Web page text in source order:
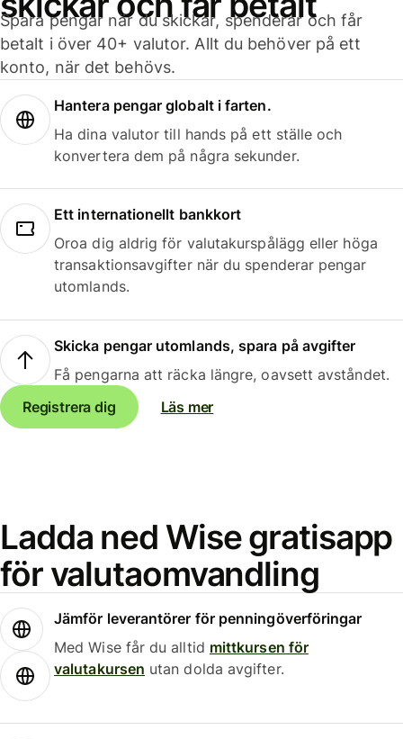
Spara pengar när du skickar, spenderar och får
betalt i över 40+ valutor. Allt du behöver på ett
konto, när det behövs.
Hantera pengar globalt i farten.
Ha dina valutor till hands på ett ställe och
konvertera dem på några sekunder.
Ett internationellt bankkort
Oroa dig aldrig för valutakurspålägg eller höga
transaktionsavgifter när du spenderar pengar
utomlands.
Skicka pengar utomlands, spara på avgifter
Få pengarna att räcka längre, oavsett avståndet.
Registrera dig
Läs mer
Ladda ned Wise gratisapp
för valutaomvandling
Jämför leverantörer för penningöverföringar
Med Wise får du alltid mittkursen för
valutakursen utan dolda avgifter.